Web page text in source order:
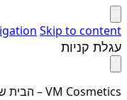
Skip to content
עגלת קניות
VM Cosmetics – הבית שלך למותגי קוסמטיקה מובילים